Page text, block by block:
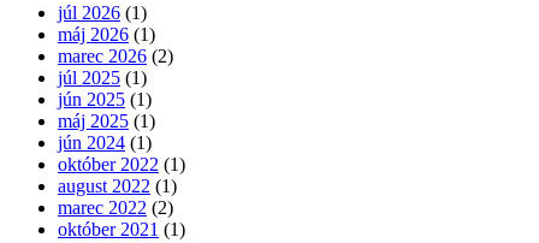
júl 2026 (1)
máj 2026 (1)
marec 2026 (2)
júl 2025 (1)
jún 2025 (1)
máj 2025 (1)
jún 2024 (1)
október 2022 (1)
august 2022 (1)
marec 2022 (2)
október 2021 (1)